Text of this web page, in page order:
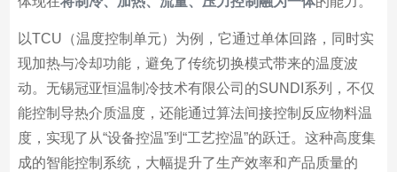
以TCU（温度控制单元）为例，它通过单体回路，同时实
现加热与冷却功能，避免了传统切换模式带来的温度波
动。无锡冠亚恒温制冷技术有限公司的SUNDI系列，不仅
能控制导热介质温度，还能通过算法间接控制反应物料温
度，实现了从“设备控温”到“工艺控温”的跃迁。这种高度集
成的智能控制系统，大幅提升了生产效率和产品质量的